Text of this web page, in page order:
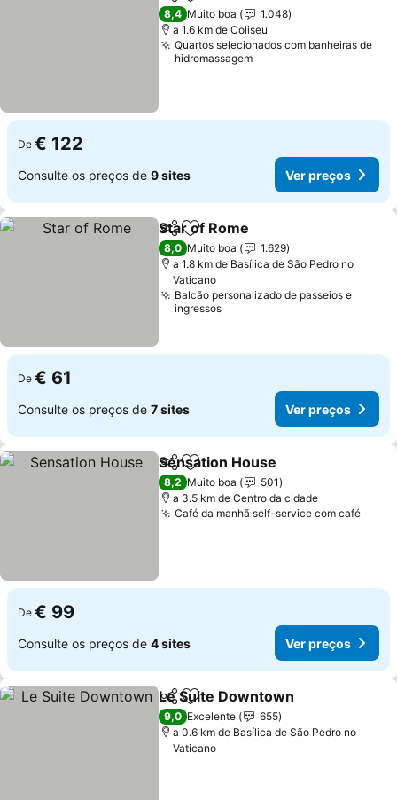
8,4 Muito boa
1.048
a 1.6 km de Coliseu
Quartos selecionados com banheiras de
hidromassagem
De € 122
Consulte os preços de 9 sites Ver preços
PartilharAdicionar aos favoritos
Star of Rome
8,0 Muito boa
1.629
a 1.8 km de Basílica de São Pedro no
Vaticano
Balcão personalizado de passeios e
ingressos
De € 61
Consulte os preços de 7 sites Ver preços
PartilharAdicionar aos favoritos
Sensation House
8,2 Muito boa
501
a 3.5 km de Centro da cidade
Café da manhã self-service com café
De € 99
Consulte os preços de 4 sites Ver preços
PartilharAdicionar aos favoritos
Le Suite Downtown
9,0 Excelente
655
a 0.6 km de Basílica de São Pedro no
Vaticano